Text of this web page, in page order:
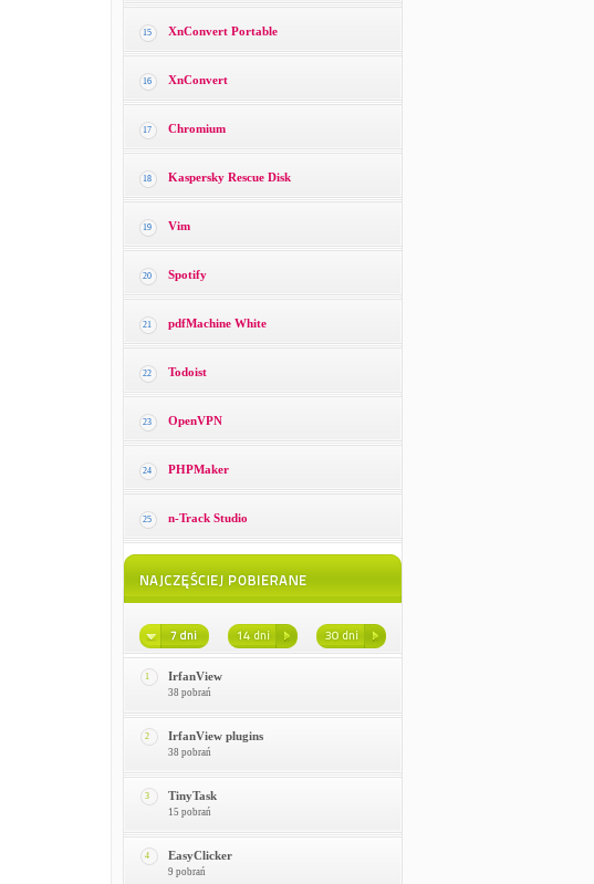
15 XnConvert Portable
16 XnConvert
17 Chromium
18 Kaspersky Rescue Disk
19 Vim
20 Spotify
21 pdfMachine White
22 Todoist
23 OpenVPN
24 PHPMaker
25 n-Track Studio
1 IrfanView
38 pobrań
2 IrfanView plugins
38 pobrań
3 TinyTask
15 pobrań
4 EasyClicker
9 pobrań